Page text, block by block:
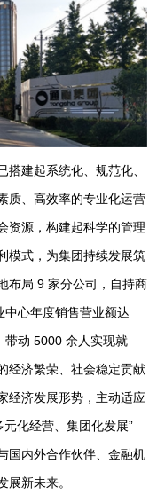
建起系统化、规范化、
质、高效率的专业化运营
资源，构建起科学的管理
模式，为集团持续发展筑
布局 9 家分公司，自持商
中心年度销售营业额达
带动 5000 余人实现就
经济繁荣、社会稳定贡献
经济发展形势，主动适应
化经营、集团化发展”
国内外合作伙伴、金融机
新未来。